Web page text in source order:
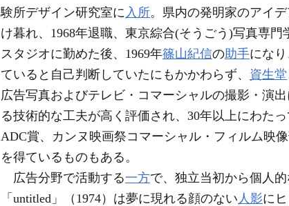
験所デザイン研究室に入所。県内の発明家のアイ
け暮れ、1968年退職、東京綜合(そうごう)写真専門
スタジオに勤めた後、1969年篠山紀信の助手にな
ていると自己判断していたにもかかわらず、 資生堂
広告写真およびテレビ・コマーシャルの撮影・演出
る技術的な工夫が高く評価され、30年以上にわた
ADC賞、カンヌ映画祭コマーシャル・フィルム映
を得ているものもある。
広告分野で活動する一方で、独立当初から個人
「untitled」（1974）は夢に現れる顔のない 人影に